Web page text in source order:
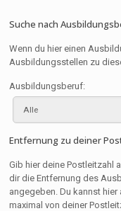
Suche nach
Wenn du hier einen
Ausbildungsstellen zu
Ausbildungsberuf:
Entfernung zu deiner
Gib hier deine Postleitzahl
dir die Entfernung des
angegeben. Du kannst
maximal von deiner